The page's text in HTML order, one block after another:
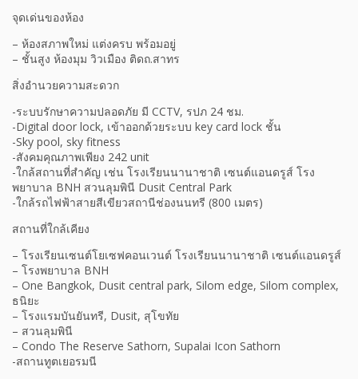
จุดเด่นของห้อง
– ห้องสภาพใหม่ แต่งครบ พร้อมอยู่
– ชั้นสูง ห้องมุม วิวเมือง ติดถ.สาทร
สิ่งอำนวยความสะดวก
-ระบบรักษาความปลอดภัย มี CCTV, รปภ 24 ชม.
-Digital door lock, เข้าออกด้วยระบบ key card lock ชั้น
-Sky pool, sky fitness
-สังคมคุณภาพเพียง 242 unit
-ใกล้สถานที่สำคัญ เช่น โรงเรียนนานาชาติ เซนต์แอนดรูส์ โรง
พยาบาล BNH สวนลุมพินี Dusit Central Park
-ใกล้รถไฟฟ้าสายสีเขียวสถานีช่องนนทรี (800 เมตร)
สถานที่ใกล้เคียง
– โรงเรียนเซนต์โยเซฟคอนเวนต์ โรงเรียนนานาชาติ เซนต์แอนดรูส์
– โรงพยาบาล BNH
– One Bangkok, Dusit central park, Silom edge, Silom complex,
ธนิยะ
– โรงแรมบันยันทรี, Dusit, สุโขทัย
– สวนลุมพินี
– Condo The Reserve Sathorn, Supalai Icon Sathorn
-สถานทูตเยอรมนี